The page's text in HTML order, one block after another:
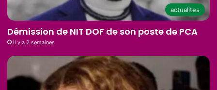
actualites
Démission de NIT DOF de son poste de PCA
il y a 2 semaines